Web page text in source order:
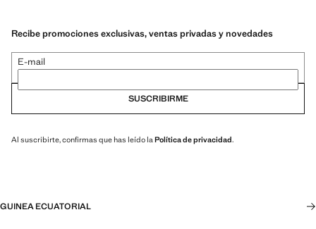
Recibe promociones exclusivas, ventas privadas y novedades
E-mail
SUSCRIBIRME
Al suscribirte, confirmas que has leído la Política de privacidad.
GUINEA ECUATORIAL